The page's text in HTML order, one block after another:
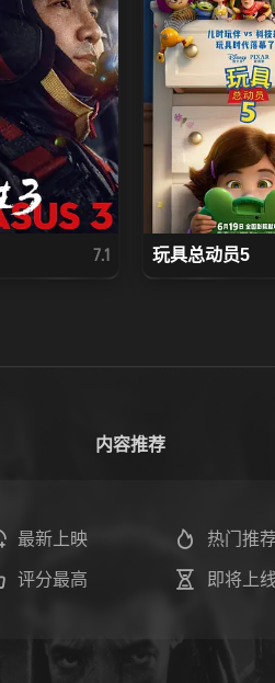
7.1 玩具总动员5
内容推荐
最新上映 热门推
评分最高 即将上线